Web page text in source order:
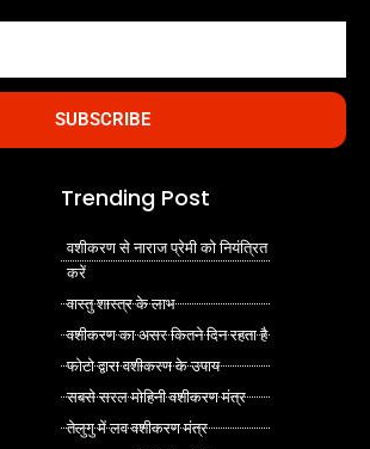
SUBSCRIBE
Trending Post
वशीकरण से नाराज प्रेमी को नियंत्रित
करें
वास्तु शास्त्र के लाभ
वशीकरण का असर कितने दिन रहता है
फोटो द्वारा वशीकरण के उपाय
सबसे सरल मोहिनी वशीकरण मंत्र
तेलुगु में लव वशीकरण मंत्र